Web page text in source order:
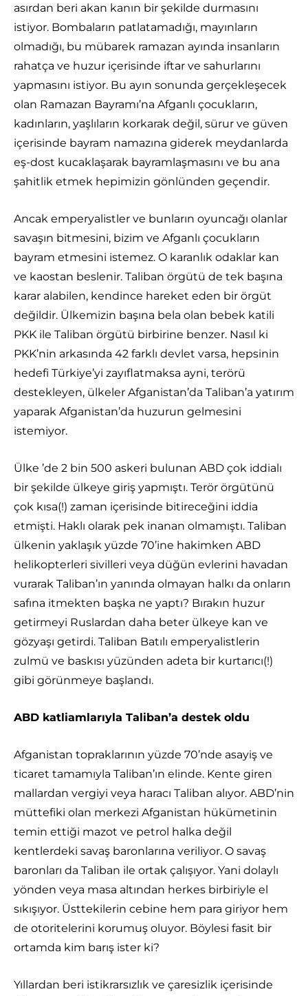
asırdan beri akan kanın bir şekilde durmasını
istiyor. Bombaların patlatamadığı, mayınların
olmadığı, bu mübarek ramazan ayında insanların
rahatça ve huzur içerisinde iftar ve sahurlarını
yapmasını istiyor. Bu ayın sonunda gerçekleşecek
olan Ramazan Bayramı’na Afganlı çocukların,
kadınların, yaşlıların korkarak değil, sürur ve güven
içerisinde bayram namazına giderek meydanlarda
eş-dost kucaklaşarak bayramlaşmasını ve bu ana
şahitlik etmek hepimizin gönlünden geçendir.
Ancak emperyalistler ve bunların oyuncağı olanlar
savaşın bitmesini, bizim ve Afganlı çocukların
bayram etmesini istemez. O karanlık odaklar kan
ve kaostan beslenir. Taliban örgütü de tek başına
karar alabilen, kendince hareket eden bir örgüt
değildir. Ülkemizin başına bela olan bebek katili
PKK ile Taliban örgütü birbirine benzer. Nasıl ki
PKK’nin arkasında 42 farklı devlet varsa, hepsinin
hedefi Türkiye’yi zayıflatmaksa ayni, terörü
destekleyen, ülkeler Afganistan’da Taliban’a yatırım
yaparak Afganistan’da huzurun gelmesini
istemiyor.
Ülke ’de 2 bin 500 askeri bulunan ABD çok iddialı
bir şekilde ülkeye giriş yapmıştı. Terör örgütünü
çok kısa(!) zaman içerisinde bitireceğini iddia
etmişti. Haklı olarak pek inanan olmamıştı. Taliban
ülkenin yaklaşık yüzde 70’ine hakimken ABD
helikopterleri sivilleri veya düğün evlerini havadan
vurarak Taliban’ın yanında olmayan halkı da onların
safına itmekten başka ne yaptı? Bırakın huzur
getirmeyi Ruslardan daha beter ülkeye kan ve
gözyaşı getirdi. Taliban Batılı emperyalistlerin
zulmü ve baskısı yüzünden adeta bir kurtarıcı(!)
gibi görünmeye başlandı.
ABD katliamlarıyla Taliban’a destek oldu
Afganistan topraklarının yüzde 70’nde asayiş ve
ticaret tamamıyla Taliban’ın elinde. Kente giren
mallardan vergiyi veya haracı Taliban alıyor. ABD’nin
müttefiki olan merkezi Afganistan hükümetinin
temin ettiği mazot ve petrol halka değil
kentlerdeki savaş baronlarına veriliyor. O savaş
baronları da Taliban ile ortak çalışıyor. Yani dolaylı
yönden veya masa altından herkes birbiriyle el
sıkışıyor. Üsttekilerin cebine hem para giriyor hem
de otoritelerini korumuş oluyor. Böylesi fasit bir
ortamda kim barış ister ki?
Yıllardan beri istikrarsızlık ve çaresizlik içerisinde